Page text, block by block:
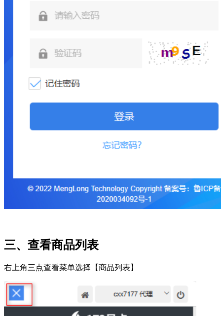
三、查看商品列表
右上角三点查看菜单选择【商品列表】